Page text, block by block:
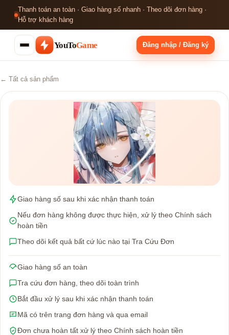
Thanh toán an toàn · Giao hàng số nhanh · Theo dõi đơn hàng ·
Hỗ trợ khách hàng
YouToGame Đăng nhập / Đăng ký
← Tất cả sản phẩm
Giao hàng số sau khi xác nhận thanh toán
Nếu đơn hàng không được thực hiện, xử lý theo Chính sách
hoàn tiền
Theo dõi kết quả bất cứ lúc nào tại Tra Cứu Đơn
Giao hàng số an toàn
Tra cứu đơn hàng, theo dõi toàn trình
Bắt đầu xử lý sau khi xác nhận thanh toán
Mã có trên trang đơn hàng và qua email
Đơn chưa hoàn tất xử lý theo Chính sách hoàn tiền